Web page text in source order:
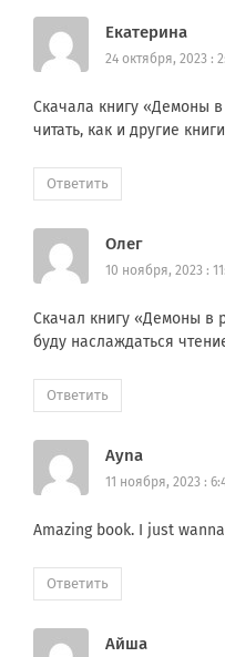
Екатерина
24 октября, 2023 :
Скачала книгу «Демоны
читать, как и другие
Ответить
Олег
10 ноября, 2023 :
Скачал книгу «Демоны в
буду наслаждаться
Ответить
Ayna
11 ноября, 2023 :
Amazing book. I just
Ответить
Айша